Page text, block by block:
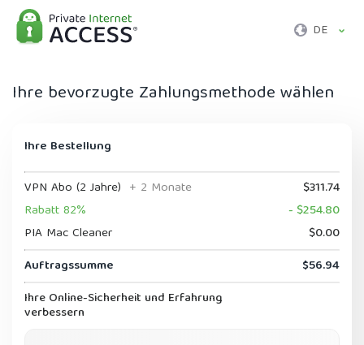
DE
Ihre bevorzugte Zahlungsmethode wählen
Ihre Bestellung
VPN Abo (2 Jahre) + 2 Monate
$311.74
Rabatt 82%
- $254.80
PIA Mac Cleaner
$0.00
Auftragssumme
$56.94
Ihre Online-Sicherheit und Erfahrung
verbessern